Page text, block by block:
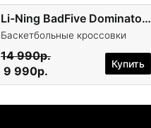
Li-Ning BadFive Dominator I
Баскетбольные кроссовки
14 990р.
9 990р.
Купить